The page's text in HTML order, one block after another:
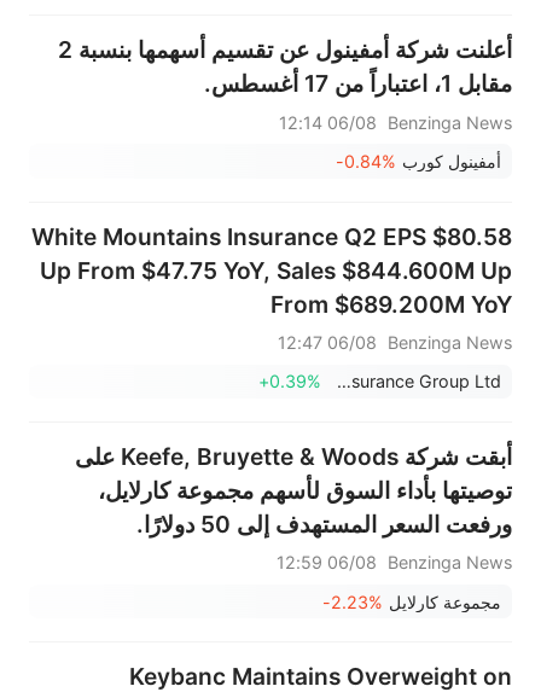
أعلنت شركة أمفينول عن تقسيم أسهمها بنسبة 2
مقابل 1، اعتباراً من 17 أغسطس.
Benzinga News
06/08 12:14
أمفينول كورب -0.84%
White Mountains Insurance Q2 EPS $80.58
Up From $47.75 YoY, Sales $844.600M Up
From $689.200M YoY
Benzinga News
06/08 12:47
White Mountains Insurance Group Ltd
+0.39%
أبقت شركة Keefe, Bruyette & Woods على
توصيتها بأداء السوق لأسهم مجموعة كارلايل،
ورفعت السعر المستهدف إلى 50 دولارًا.
Benzinga News
06/08 12:59
مجموعة كارلايل -2.23%
Keybanc Maintains Overweight on